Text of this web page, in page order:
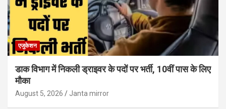
एजुकेशन
डाक विभाग में निकली ड्राइवर के पदों पर भर्ती, 10वीं पास के लिए
मौका
August 5, 2026 Janta mirror